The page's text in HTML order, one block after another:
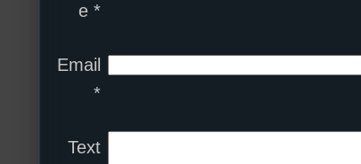
e *
Email
*
Text